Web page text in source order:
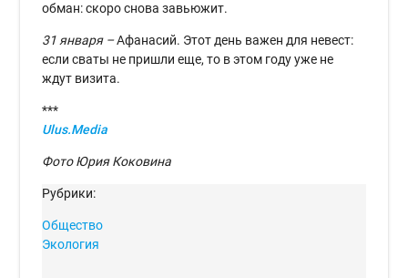
обман: скоро снова завьюжит.
31 января –Афанасий. Этот день важен для невест:
если сваты не пришли еще, то в этом году уже не
ждут визита.
***
Ulus.Media
Фото Юрия Коковина
Рубрики:
Общество
Экология